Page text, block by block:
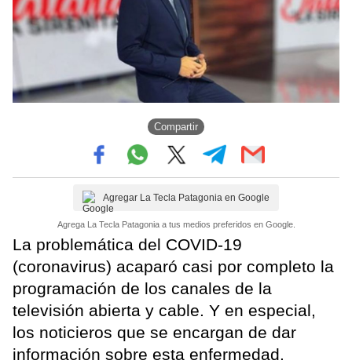
Compartir
Agregar La Tecla Patagonia en Google
Agrega La Tecla Patagonia a tus medios preferidos en Google.
La problemática del COVID-19
(coronavirus) acaparó casi por completo la
programación de los canales de la
televisión abierta y cable. Y en especial,
los noticieros que se encargan de dar
información sobre esta enfermedad.